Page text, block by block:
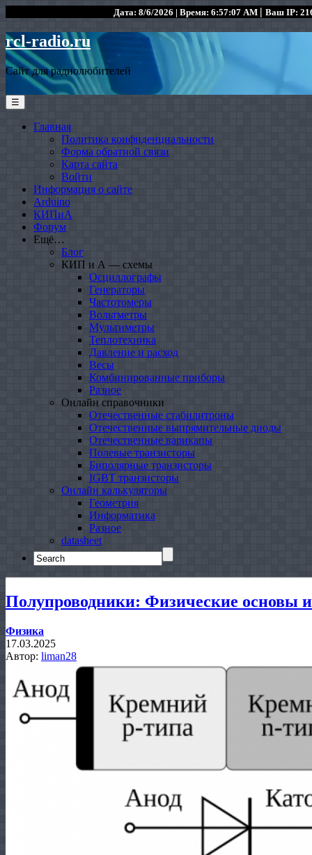
Дата: 8/6/2026 | Время: 6:57:07 AM | Ваш IP:
rcl-radio.ru
Сайт для радиолюбителей
☰
Главная
Политика конфиденциальности
Форма обратной связи
Карта сайта
Войти
Информация о сайте
Arduino
КИПиА
Форум
Ещё…
Блог
КИП и А — схемы
Осциллографы
Генераторы
Частотомеры
Вольтметры
Мультиметры
Теплотехника
Давление и расход
Весы
Комбинированные приборы
Разное
Онлайн справочники
Отечественные стабилитроны
Отечественные выпрямительные диоды
Отечественные варикапы
Полевые транзисторы
Биполярные транзисторы
IGBT транзисторы
Онлайн калькуляторы
Геометрия
Информатика
Разное
datasheet
Search
for:
Полупроводники: Физические основы
Физика
17.03.2025
Автор: liman28